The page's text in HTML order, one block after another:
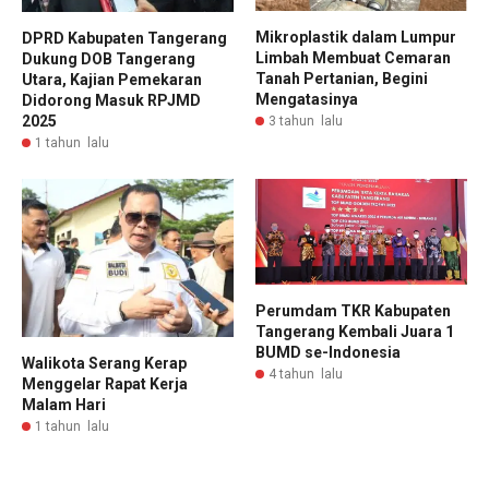
DPRD Kabupaten Tangerang
Dukung DOB Tangerang
Utara, Kajian Pemekaran
Didorong Masuk RPJMD
2025
1 tahun lalu
Mikroplastik dalam Lumpur
Limbah Membuat Cemaran
Tanah Pertanian, Begini
Mengatasinya
3 tahun lalu
Walikota Serang Kerap
Menggelar Rapat Kerja
Malam Hari
1 tahun lalu
Perumdam TKR Kabupaten
Tangerang Kembali Juara 1
BUMD se-Indonesia
4 tahun lalu